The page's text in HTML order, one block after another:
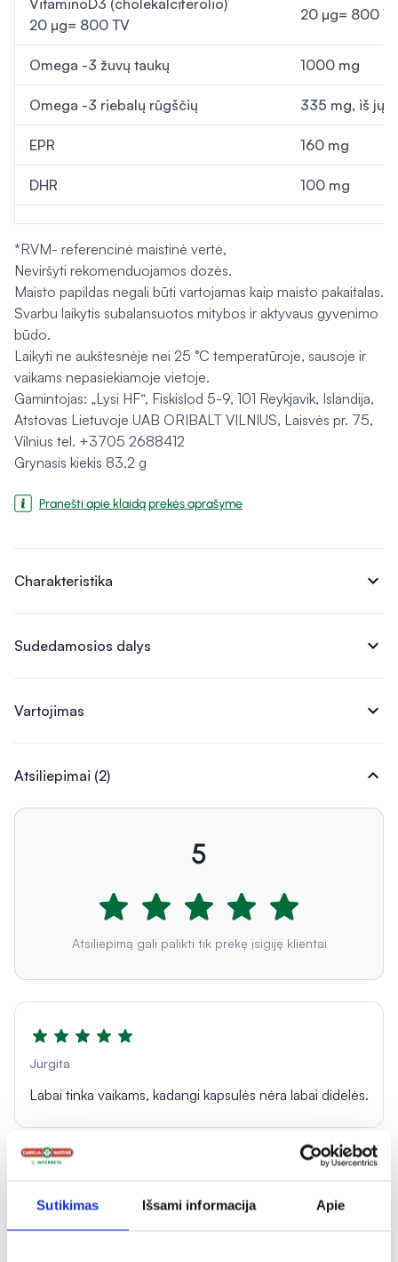
Sutikimas Išsami informacija Apie
VitaminoD3 (cholekalciferolio)
20 µg= 800 TV
20 µg= 800
Omega -3 žuvų taukų 1000 mg
Omega -3 riebalų rūgščių 335 mg, iš jų
EPR 160 mg
DHR 100 mg
*RVM- referencinė maistinė vertė,
Neviršyti rekomenduojamos dozės.
Maisto papildas negali būti vartojamas kaip maisto pakaitalas.
Svarbu laikytis subalansuotos mitybos ir aktyvaus gyvenimo
būdo.
Laikyti ne aukštesnėje nei 25 °C temperatūroje, sausoje ir
vaikams nepasiekiamoje vietoje.
Gamintojas: „Lysi HF“, Fiskislod 5-9, 101 Reykjavik, Islandija,
Atstovas Lietuvoje UAB ORIBALT VILNIUS, Laisvės pr. 75,
Vilnius tel. +3705 2688412
Grynasis kiekis 83,2 g
Pranešti apie klaidą prekės aprašyme
Charakteristika expand_more
Sudedamosios dalys expand_more
Vartojimas expand_more
Atsiliepimai (2) expand_more
5
Atsiliepimą gali palikti tik prekę įsigiję klientai
Jurgita
Labai tinka vaikams, kadangi kapsulės nėra labai didelės.
Dovile jok